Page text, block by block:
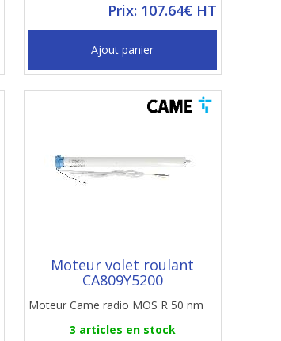
Prix: 107.64€ HT
Ajout panier
Moteur volet roulant
CA809Y5200
Moteur Came radio MOS R 50 nm
3 articles en stock